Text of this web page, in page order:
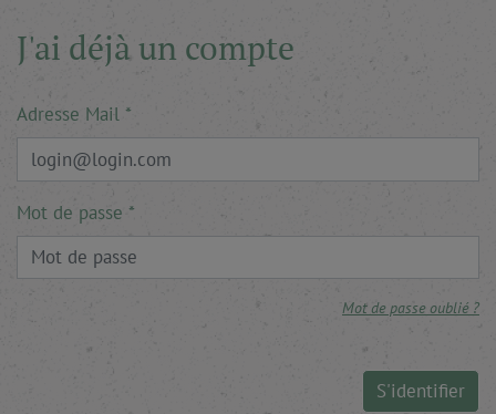
J'ai déjà un compte
Adresse Mail
Mot de passe
Mot de passe oublié ?
S'identifier